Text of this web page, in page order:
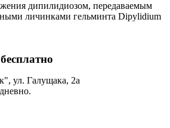
дипилидиозом, передаваемым
личинками гельминта Dipylidium
ул. Галущака, 2а